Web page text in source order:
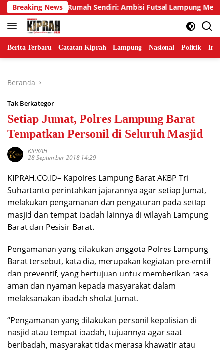
Langsung
ke
konten
Breaking News
Emas di Rumah Sendiri: Ambisi Futsal Lampung Mengakhiri
Berita Terbaru Catatan Kiprah Lampung Nasional Politik
Beranda
Tak Berkategori
Setiap Jumat, Polres Lampung Barat
Tempatkan Personil di Seluruh Masjid
KIPRAH
28 September 2018 14:29
KIPRAH.CO.ID– Kapolres Lampung Barat AKBP Tri
Suhartanto perintahkan jajarannya agar setiap Jumat,
melakukan pengamanan dan pengaturan pada setiap
masjid dan tempat ibadah lainnya di wilayah Lampung
Barat dan Pesisir Barat.
Pengamanan yang dilakukan anggota Polres Lampung
Barat tersebut, kata dia, merupakan kegiatan pre-emtif
dan preventif, yang bertujuan untuk memberikan rasa
aman dan nyaman kepada masyarakat dalam
melaksanakan ibadah sholat Jumat.
“Pengamanan yang dilakukan personil kepolisian di
nasjid atau tempat ibadah, tujuannya agar saat
beribadah, masyarakat tidak merasa khawatir atau